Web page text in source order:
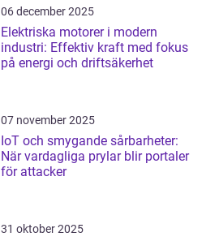
06 december 2025
Elektriska motorer i modern
industri: Effektiv kraft med fokus
på energi och driftsäkerhet
07 november 2025
IoT och smygande sårbarheter:
När vardagliga prylar blir portaler
för attacker
31 oktober 2025